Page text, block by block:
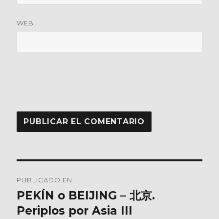
WEB
de
entradas
PUBLICADO EN
PEKÍN o BEIJING – 北京.
Periplos por Asia III